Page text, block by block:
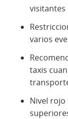
visitantes
varios
taxis
Nivel rojo